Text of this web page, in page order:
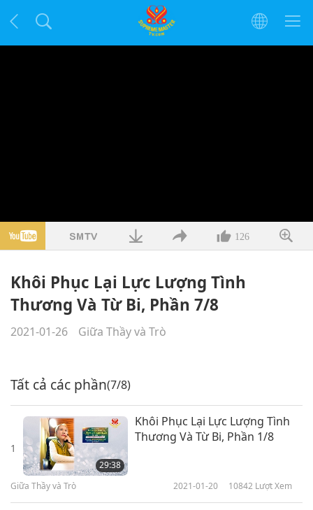
126
Khôi Phục Lại Lực Lượng Tình
Thương Và Từ Bi, Phần 7/8
2021-01-26 Giữa Thầy và Trò
Tất cả các phần(7/8)
1
29:38
Khôi Phục Lại Lực Lượng Tình
Thương Và Từ Bi, Phần 1/8
Giữa Thầy và Trò 2021-01-20 10842 Lượt Xem